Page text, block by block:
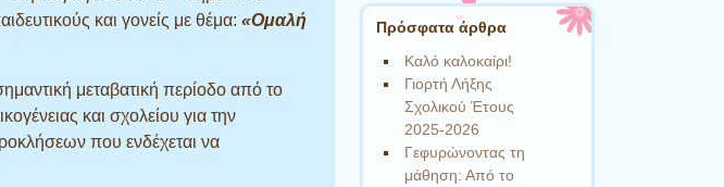
και γονείς με θέμα: «Ομαλή
μεταβατική περίοδο από το
και σχολείου για την
που ενδέχεται να
Πρόσφατα άρθρα
Καλό καλοκαίρι!
Γιορτή Λήξης
Σχολικού Έτους
2025-2026
Γεφυρώνοντας τη
μάθηση: Από το